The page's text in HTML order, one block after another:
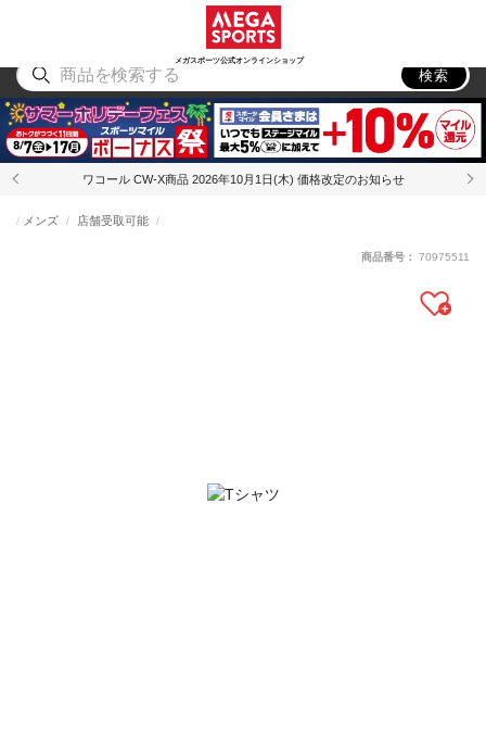
メガスポーツ公式オンラインショップ
アウトドア
検索
ワコール CW-X商品 2026年10月1日(木) 価格改定のお知らせ
メンズ 店舗受取可能
商品番号： 70975511